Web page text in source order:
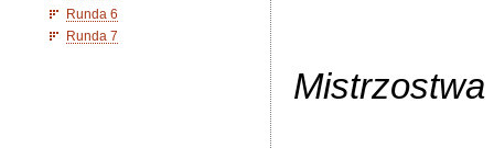
Runda 6
Runda 7